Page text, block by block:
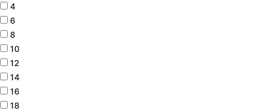
4
6
8
10
12
14
16
18